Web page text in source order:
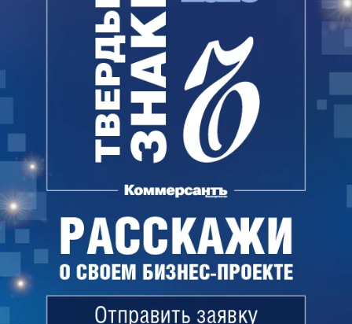
21% годовых. Ему выдали приходно-кассовые
ордера, выписку по счету. На договоре стоит
печать банка, а также подписи Тахаутдиновой.—
пояснил господин Якупов. — Вчера мой клиент
пришел в банк, чтобы снять часть средств, а ему
говорят: «Такого счета нет». И Тахаутдиновой нет.
В сложившейся ситуации, исходя из судебной
практики, банк обязан вернуть вкладчику
денежные средства. Мой клиент, не обладая
специальными знаниями, добросовестно
заключил договор, передал средства сотруднику
в отделении банка, получил подтверждающие
документы».